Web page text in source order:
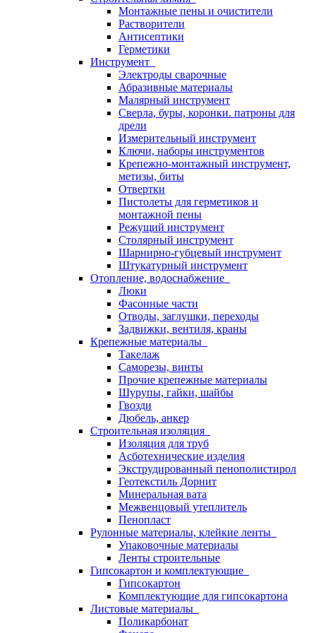
Монтажные пены и очистители
Растворители
Антисептики
Герметики
Инструмент
Электроды сварочные
Абразивные материалы
Малярный инструмент
Сверла, буры, коронки. патроны для
дрели
Измерительный инструмент
Ключи, наборы инструментов
Крепежно-монтажный инструмент,
метизы, биты
Отвертки
Пистолеты для герметиков и
монтажной пены
Режущий инструмент
Столярный инструмент
Шарнирно-губцевый инструмент
Штукатурный инструмент
Отопление, водоснабжение
Люки
Фасонные части
Отводы, заглушки, переходы
Задвижки, вентиля, краны
Крепежные материалы
Такелаж
Саморезы, винты
Прочие крепежные материалы
Шурупы, гайки, шайбы
Гвозди
Дюбель, анкер
Строительная изоляция
Изоляция для труб
Асботехнические изделия
Экструдированный пенополистирол
Геотекстиль Дорнит
Минеральная вата
Межвенцовый утеплитель
Пенопласт
Рулонные материалы, клейкие ленты
Упаковочные материалы
Ленты строительные
Гипсокартон и комплектующие
Гипсокартон
Комплектующие для гипсокартона
Листовые материалы
Поликарбонат